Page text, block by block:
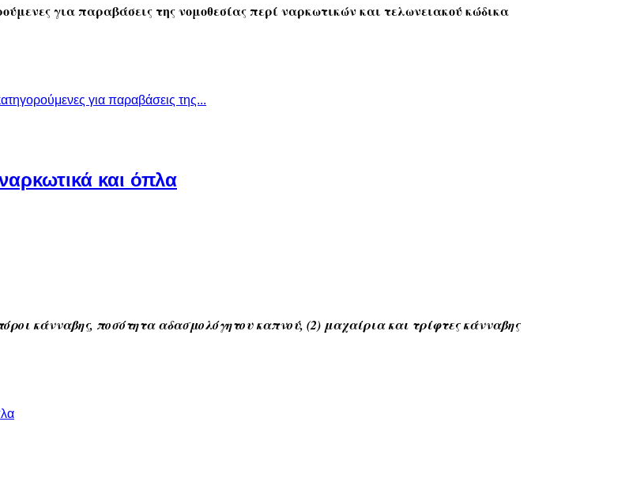
για παραβάσεις της νομοθεσίας περί ναρκωτικών και τελωνειακού κώδικα
για παραβάσεις της...
και όπλα
κάνναβης, ποσότητα αδασμολόγητου καπνού, (2) μαχαίρια και τρίφτες κάνναβης